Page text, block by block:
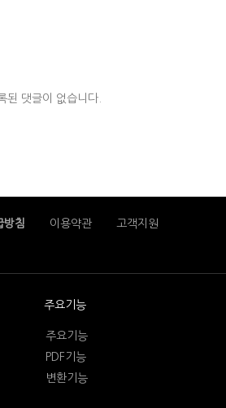
된 댓글이 없습니다.
방침 이용약관
고객지원
주요기능
주요기능
PDF기능
변환기능